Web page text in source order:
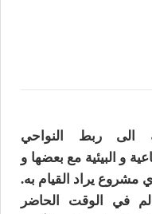
الى ربط النواحي
و البيئية مع بعضها و
مشروع يراد القيام به.
في الوقت الحاضر